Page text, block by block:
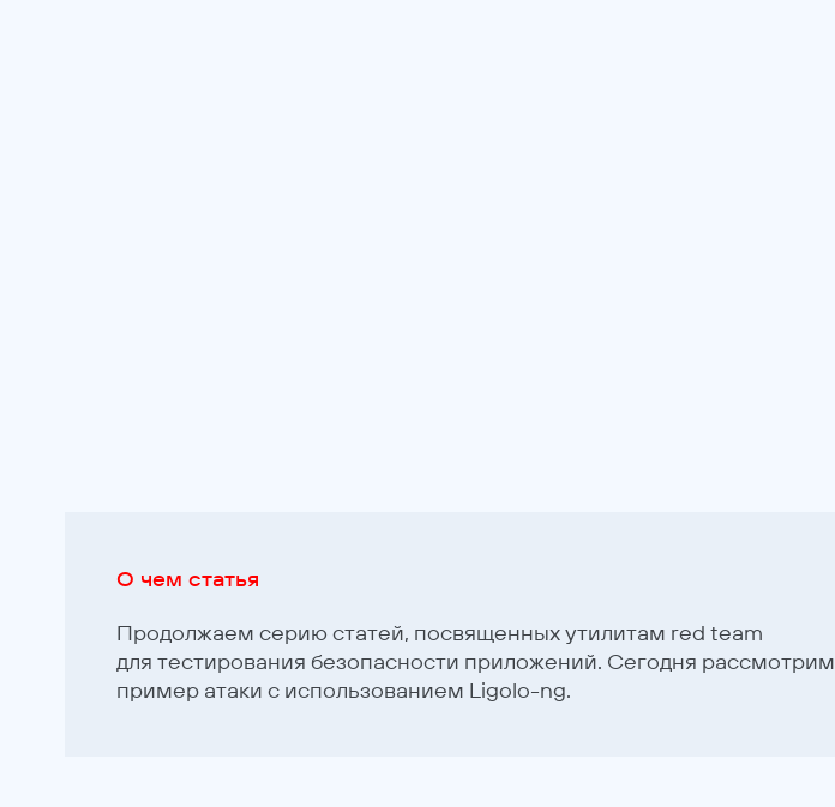
О чем статья
Продолжаем серию статей, посвященных утилитам red team
для тестирования безопасности приложений. Сегодня рассмотрим
пример атаки с использованием Ligolo-ng.